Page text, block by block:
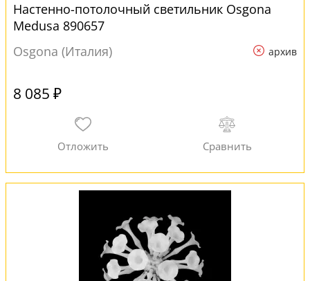
Настенно-потолочный светильник Osgona
Medusa 890657
Osgona (Италия)
архив
8 085 ₽